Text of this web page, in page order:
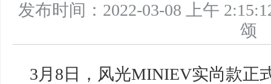
发布时间：2022-03-08 上午
3月8日，风光MINIEV实尚款正